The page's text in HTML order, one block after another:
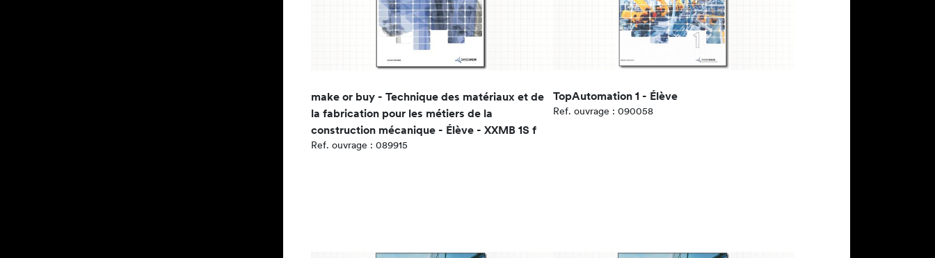
make or buy - Technique des matériaux et de
la fabrication pour les métiers de la
construction mécanique - Élève - XXMB 1S f
Ref. ouvrage : 089915
TopAutomation 1 - Élève
Ref. ouvrage : 090058